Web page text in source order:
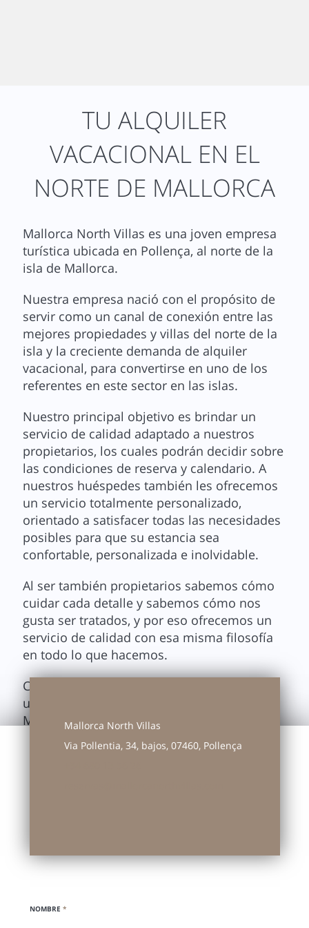
TU ALQUILER
VACACIONAL EN EL
NORTE DE MALLORCA
Mallorca North Villas es una joven empresa
turística ubicada en Pollença, al norte de la
isla de Mallorca.
Nuestra empresa nació con el propósito de
servir como un canal de conexión entre las
mejores propiedades y villas del norte de la
isla y la creciente demanda de alquiler
vacacional, para convertirse en uno de los
referentes en este sector en las islas.
Nuestro principal objetivo es brindar un
servicio de calidad adaptado a nuestros
propietarios, los cuales podrán decidir sobre
las condiciones de reserva y calendario. A
nuestros huéspedes también les ofrecemos
un servicio totalmente personalizado,
orientado a satisfacer todas las necesidades
posibles para que su estancia sea
confortable, personalizada e inolvidable.
Al ser también propietarios sabemos cómo
cuidar cada detalle y sabemos cómo nos
gusta ser tratados, y por eso ofrecemos un
servicio de calidad con esa misma filosofía
en todo lo que hacemos.
Con Mallorca North Villas, tu experiencia en
una de nuestras villas en el norte de
Mallorca será única.
Mallorca North Villas
Via Pollentia, 34, bajos, 07460, Pollença
NOMBRE *